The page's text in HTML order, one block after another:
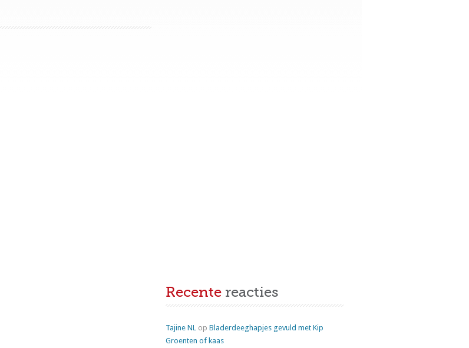
Recente reacties
Tajine NL op Bladerdeeghapjes gevuld met Kip
Groenten of kaas